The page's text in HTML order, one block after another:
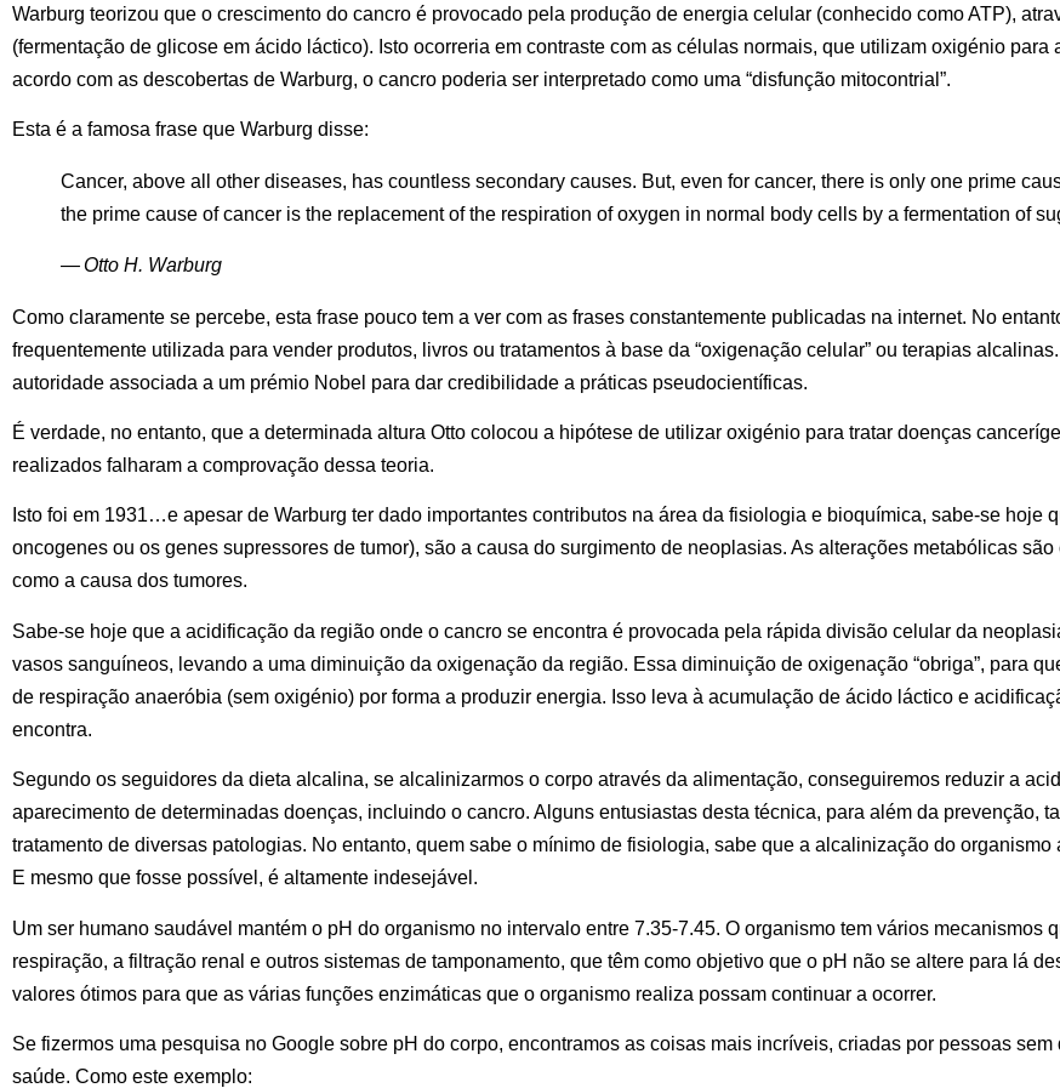
Warburg teorizou que o crescimento do cancro é provocado pela produção de energia celular (conhecido como ATP),
(fermentação de glicose em ácido láctico). Isto ocorreria em contraste com as células normais, que utilizam oxigénio para
acordo com as descobertas de Warburg, o cancro poderia ser interpretado como uma “disfunção mitocontrial”.
Esta é a famosa frase que Warburg disse:
Cancer, above all other diseases, has countless secondary causes. But, even for cancer, there is only one prime
the prime cause of cancer is the replacement of the respiration of oxygen in normal body cells by a fermentation of
— Otto H. Warburg
Como claramente se percebe, esta frase pouco tem a ver com as frases constantemente publicadas na internet. No
frequentemente utilizada para vender produtos, livros ou tratamentos à base da “oxigenação celular” ou terapias
autoridade associada a um prémio Nobel para dar credibilidade a práticas pseudocientíficas.
É verdade, no entanto, que a determinada altura Otto colocou a hipótese de utilizar oxigénio para tratar doenças
realizados falharam a comprovação dessa teoria.
Isto foi em 1931…e apesar de Warburg ter dado importantes contributos na área da fisiologia e bioquímica, sabe-se hoje
oncogenes ou os genes supressores de tumor), são a causa do surgimento de neoplasias. As alterações metabólicas
como a causa dos tumores.
Sabe-se hoje que a acidificação da região onde o cancro se encontra é provocada pela rápida divisão celular da
vasos sanguíneos, levando a uma diminuição da oxigenação da região. Essa diminuição de oxigenação “obriga”, para
de respiração anaeróbia (sem oxigénio) por forma a produzir energia. Isso leva à acumulação de ácido láctico e
encontra.
Segundo os seguidores da dieta alcalina, se alcalinizarmos o corpo através da alimentação, conseguiremos reduzir a
aparecimento de determinadas doenças, incluindo o cancro. Alguns entusiastas desta técnica, para além da prevenção,
tratamento de diversas patologias. No entanto, quem sabe o mínimo de fisiologia, sabe que a alcalinização do
E mesmo que fosse possível, é altamente indesejável.
Um ser humano saudável mantém o pH do organismo no intervalo entre 7.35-7.45. O organismo tem vários mecanismos
respiração, a filtração renal e outros sistemas de tamponamento, que têm como objetivo que o pH não se altere para lá
valores ótimos para que as várias funções enzimáticas que o organismo realiza possam continuar a ocorrer.
Se fizermos uma pesquisa no Google sobre pH do corpo, encontramos as coisas mais incríveis, criadas por pessoas
saúde. Como este exemplo: